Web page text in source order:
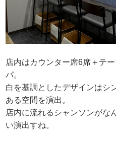
店内はカウンター席6席＋テ
パ。
白を基調としたデザインはシ
ある空間を演出。
店内に流れるシャンソンがな
い演出すね。